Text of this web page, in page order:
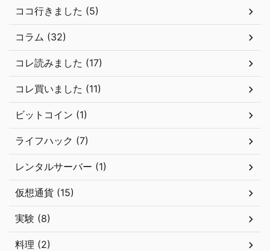
ココ行きました (5)
コラム (32)
コレ読みました (17)
コレ買いました (11)
ビットコイン (1)
ライフハック (7)
レンタルサーバー (1)
仮想通貨 (15)
実験 (8)
料理 (2)